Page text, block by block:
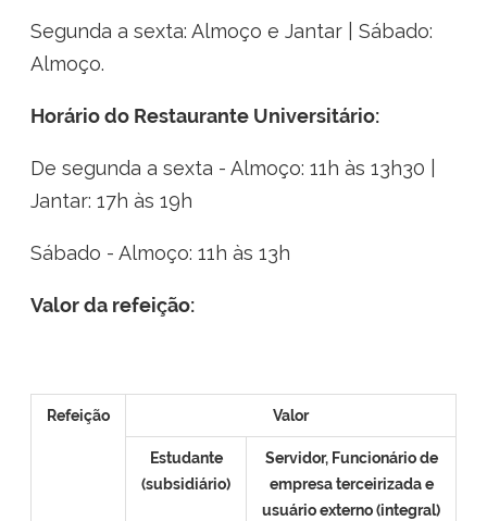
Ministério da Ciência, Tecnologia, Inovações e Comunicações
Ministério do Meio Ambiente
Ministério do Esporte
Ministério do Turismo
Ministério da Integração Nacional
Ministério das Cidades
Ministério dos Direitos Humanos
Segunda a sexta: Almoço e Jantar | Sábado:
Almoço.
Horário do Restaurante Universitário:
De segunda a sexta - Almoço: 11h às 13h30 |
Jantar: 17h às 19h
Sábado - Almoço: 11h às 13h
Valor da refeição:
Refeição Valor
Estudante
(subsidiário)
Servidor, Funcionário de
empresa terceirizada e
usuário externo (integral)